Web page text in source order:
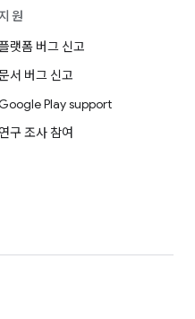
원
랫폼 버그 신고
서 버그 신고
Play support
연구 조사 참여